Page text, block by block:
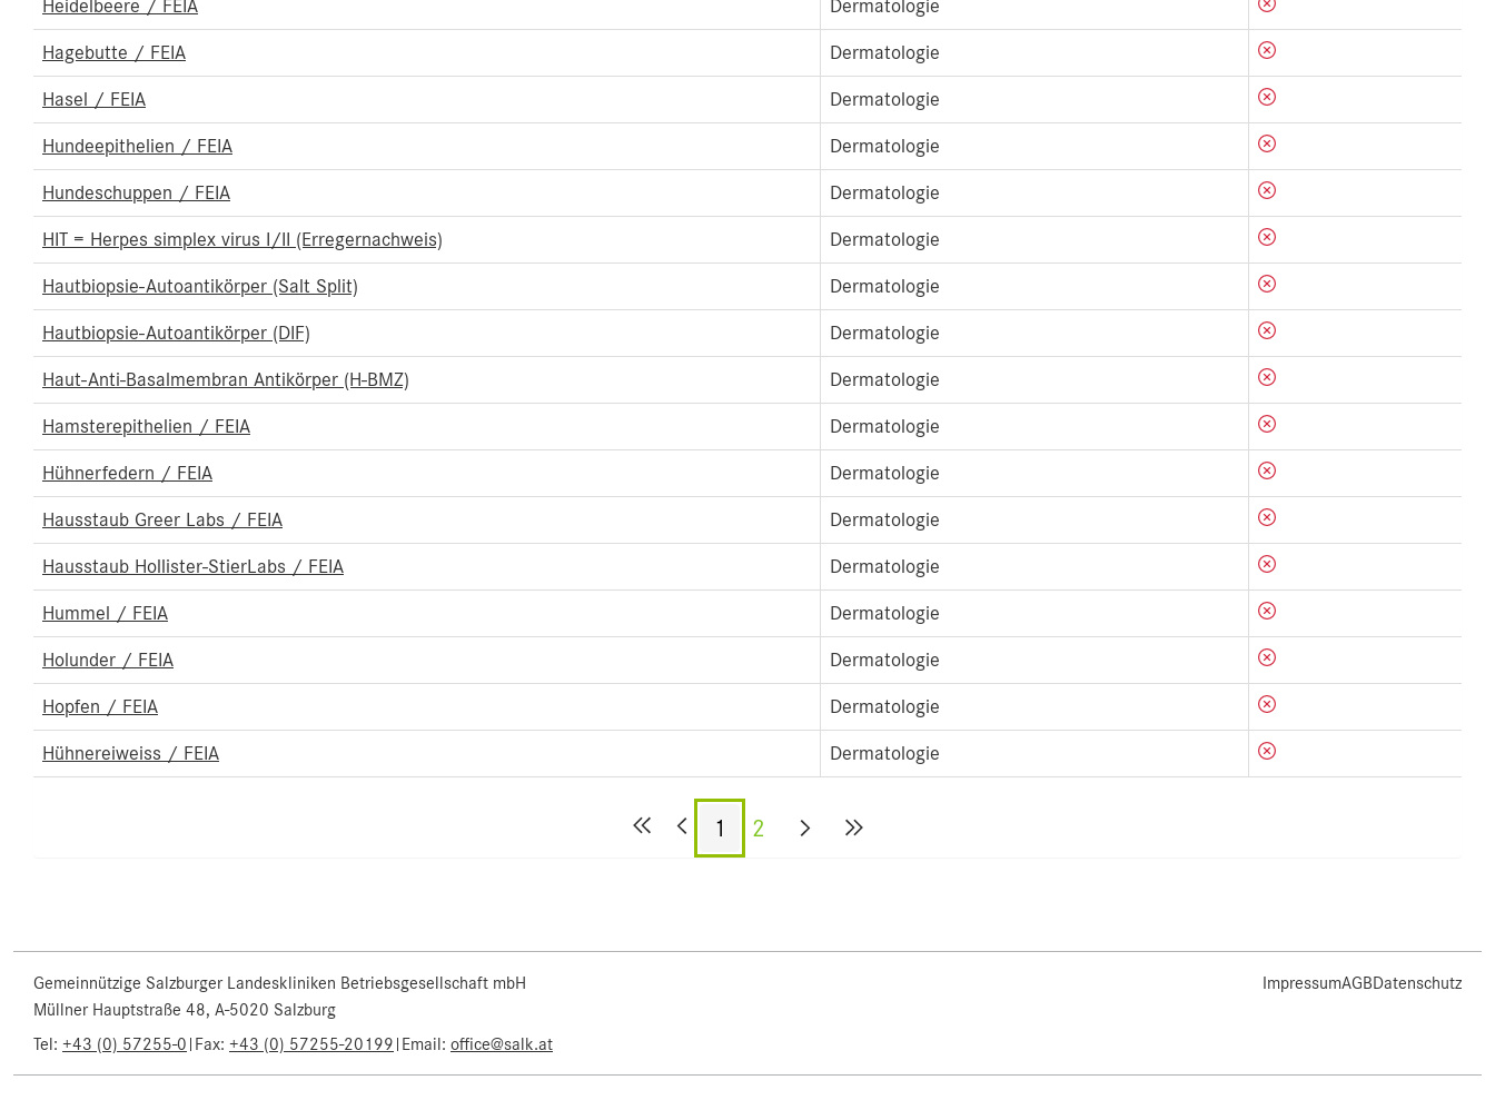
Heidelbeere / FEIA Dermatologie
Hagebutte / FEIA Dermatologie
Hasel / FEIA Dermatologie
Hundeepithelien / FEIA Dermatologie
Hundeschuppen / FEIA Dermatologie
HIT = Herpes simplex virus I/II (Erregernachweis) Dermatologie
Hautbiopsie-Autoantikörper (Salt Split) Dermatologie
Hautbiopsie-Autoantikörper (DIF) Dermatologie
Haut-Anti-Basalmembran Antikörper (H-BMZ) Dermatologie
Hamsterepithelien / FEIA Dermatologie
Hühnerfedern / FEIA Dermatologie
Hausstaub Greer Labs / FEIA Dermatologie
Hausstaub Hollister-StierLabs / FEIA Dermatologie
Hummel / FEIA Dermatologie
Holunder / FEIA Dermatologie
Hopfen / FEIA Dermatologie
Hühnereiweiss / FEIA Dermatologie
1 2
Gemeinnützige Salzburger Landeskliniken Betriebsgesellschaft mbH
Müllner Hauptstraße 48, A-5020 Salzburg
Tel: +43 (0) 57255-0 | Fax: +43 (0) 57255-20199 | Email: office@salk.at
ImpressumAGBDatenschutz